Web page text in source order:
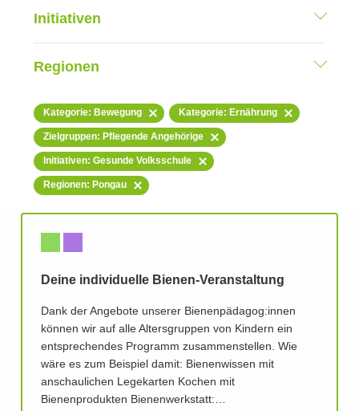
Initiativen
Regionen
Kategorie: Bewegung Kategorie: Ernährung
Zielgruppen: Pflegende Angehörige
Initiativen: Gesunde Volksschule
Regionen: Pongau
Deine individuelle Bienen-Veranstaltung
Dank der Angebote unserer Bienenpädagog:innen
können wir auf alle Altersgruppen von Kindern ein
entsprechendes Programm zusammenstellen. Wie
wäre es zum Beispiel damit: Bienenwissen mit
anschaulichen Legekarten Kochen mit
Bienenprodukten Bienenwerkstatt:…